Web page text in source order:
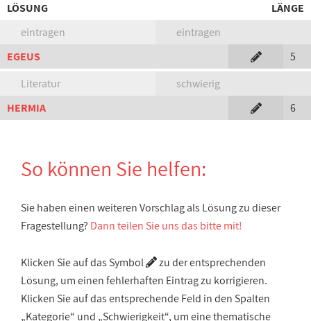
LÖSUNG
LÄNGE
eintragen
eintragen
EGEUS
5
Literatur
schwierig
HERMIA
6
So können Sie helfen:
Sie haben einen weiteren Vorschlag als Lösung zu dieser
Fragestellung? Dann teilen Sie uns das bitte mit!
Klicken Sie auf das Symbol
zu der entsprechenden
Lösung, um einen fehlerhaften Eintrag zu korrigieren.
Klicken Sie auf das entsprechende Feld in den Spalten
„Kategorie“ und „Schwierigkeit“, um eine thematische